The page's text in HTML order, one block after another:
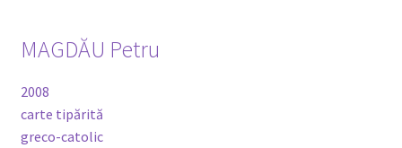
MAGDĂU Petru
2008
carte tipărită
greco-catolic